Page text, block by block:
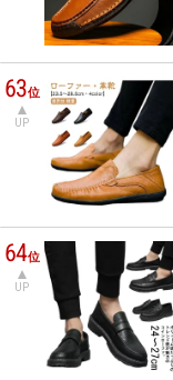
63位
UP
64位
UP